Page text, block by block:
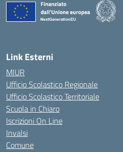
Link Esterni
MIUR
Ufficio Scolastico Regionale
Ufficio Scolastico Territoriale
Scuola in Chiaro
Iscrizioni On Line
Invalsi
Comune